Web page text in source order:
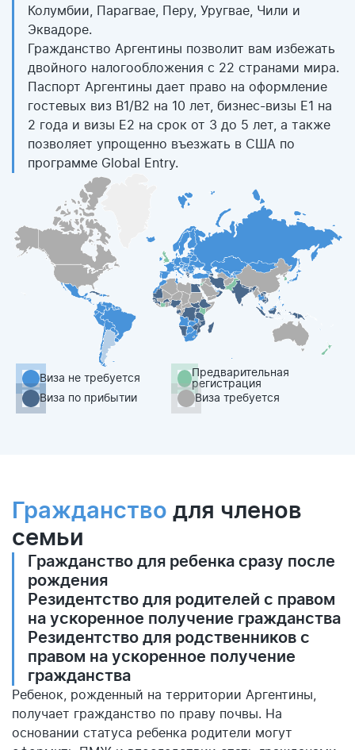
Колумбии, Парагвае, Перу, Уругвае, Чили и
Эквадоре.
Гражданство Аргентины позволит вам избежать
двойного налогообложения с 22 странами мира.
Паспорт Аргентины дает право на оформление
гостевых виз B1/B2 на 10 лет, бизнес-визы E1 на
2 года и визы E2 на срок от 3 до 5 лет, а также
позволяет упрощенно въезжать в США по
программе Global Entry.
Виза не требуется
Виза по прибытии
Предварительная
регистрация
Виза требуется
Гражданство для членов
семьи
Гражданство для ребенка сразу после
рождения
Резидентство для родителей с правом
на ускоренное получение гражданства
Резидентство для родственников с
правом на ускоренное получение
гражданства
Ребенок, рожденный на территории Аргентины,
получает гражданство по праву почвы. На
основании статуса ребенка родители могут